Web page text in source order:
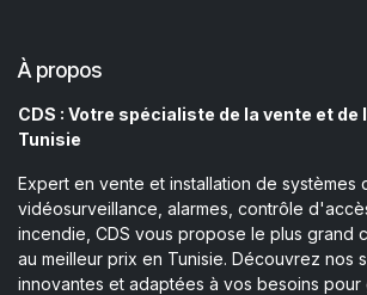
À propos
CDS : Votre spécialiste de la vente et
Tunisie
Expert en vente et installation de systèmes
vidéosurveillance, alarmes, contrôle
incendie, CDS vous propose le plus grand
au meilleur prix en Tunisie. Découvrez nos
innovantes et adaptées à vos besoins pour